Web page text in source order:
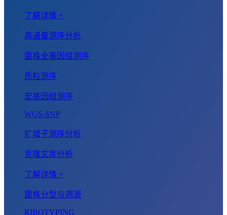
了解详情 +
高通量测序分析
菌株全基因组测序
质粒测序
宏基因组测序
WGS-SNP
扩增子测序分析
克隆文库分析
了解详情 +
菌株分型与溯源
RIBOTYPING